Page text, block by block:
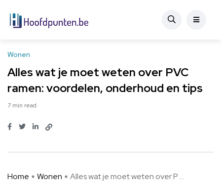
Wonen
Alles wat je moet weten over PVC
ramen: voordelen, onderhoud en tips
7 min read
Home Wonen Alles wat je moet weten over P ...